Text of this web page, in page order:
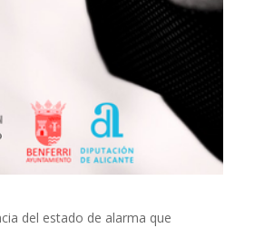
del estado de alarma que